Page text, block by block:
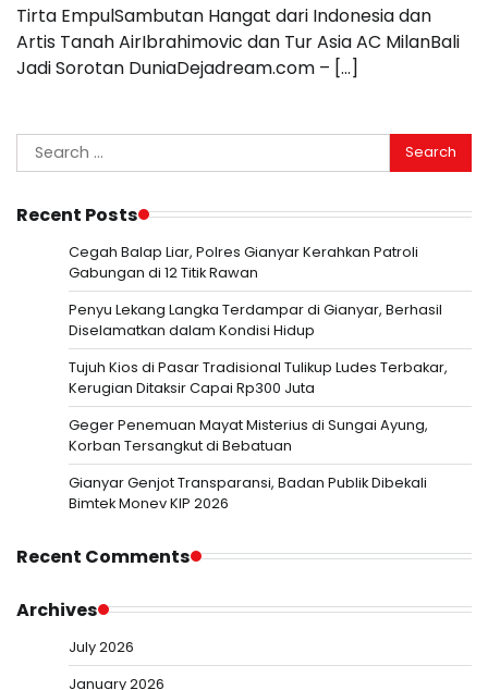
Tirta EmpulSambutan Hangat dari Indonesia dan
Artis Tanah AirIbrahimovic dan Tur Asia AC MilanBali
Jadi Sorotan DuniaDejadream.com – […]
Search
for:
Recent Posts
Cegah Balap Liar, Polres Gianyar Kerahkan Patroli
Gabungan di 12 Titik Rawan
Penyu Lekang Langka Terdampar di Gianyar, Berhasil
Diselamatkan dalam Kondisi Hidup
Tujuh Kios di Pasar Tradisional Tulikup Ludes Terbakar,
Kerugian Ditaksir Capai Rp300 Juta
Geger Penemuan Mayat Misterius di Sungai Ayung,
Korban Tersangkut di Bebatuan
Gianyar Genjot Transparansi, Badan Publik Dibekali
Bimtek Monev KIP 2026
Recent Comments
Archives
July 2026
January 2026